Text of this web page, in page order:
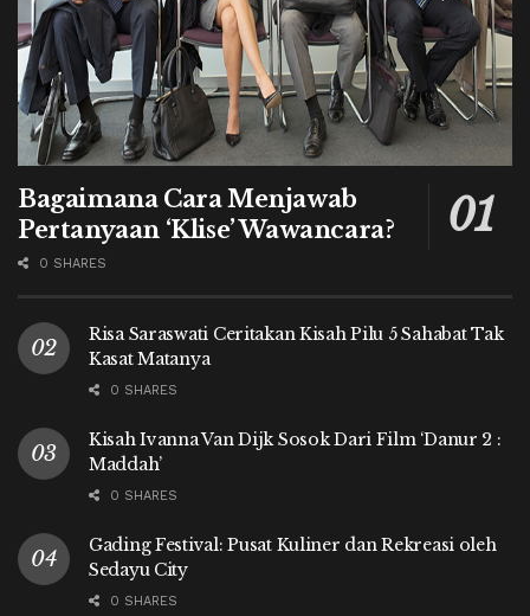
Bagaimana Cara Menjawab
Pertanyaan ‘Klise’ Wawancara?
0 SHARES
Risa Saraswati Ceritakan Kisah Pilu 5 Sahabat Tak
Kasat Matanya
0 SHARES
Kisah Ivanna Van Dijk Sosok Dari Film ‘Danur 2 :
Maddah’
0 SHARES
Gading Festival: Pusat Kuliner dan Rekreasi oleh
Sedayu City
0 SHARES